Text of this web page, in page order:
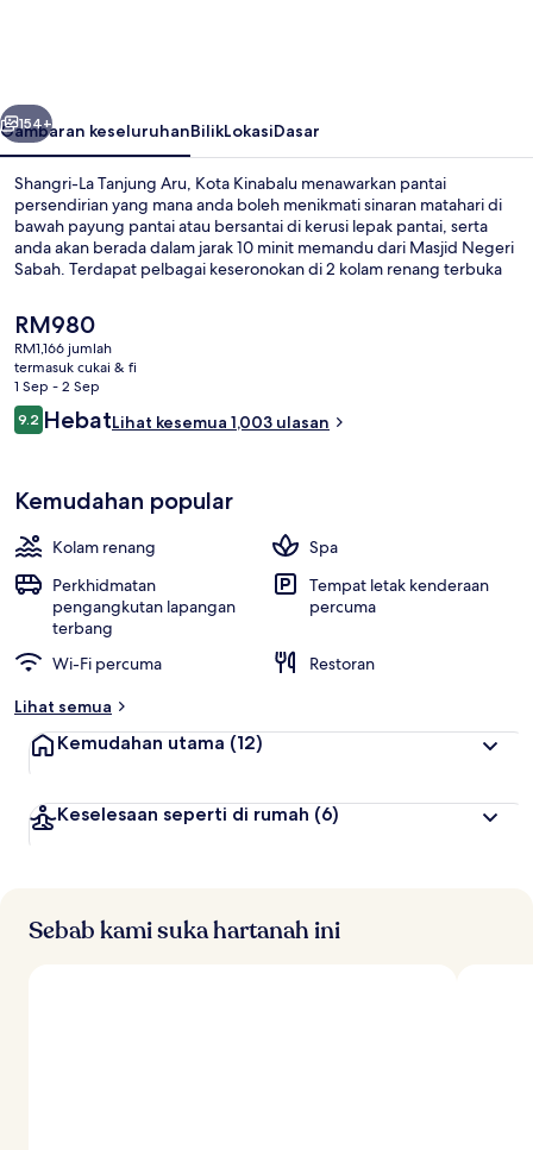
Kinabalu
Seterusnya
154+
Gambaran keseluruhanBilikLokasiDasar
Shangri-La Tanjung Aru, Kota Kinabalu menawarkan pantai
persendirian yang mana anda boleh menikmati sinaran matahari di
bawah payung pantai atau bersantai di kerusi lepak pantai, serta
anda akan berada dalam jarak 10 minit memandu dari Masjid Negeri
Sabah. Terdapat pelbagai keseronokan di 2 kolam renang terbuka
boleh mengunjungi spa untuk menikmati urutan tisu mendalam,
balut badan dan rawatan muka. Cafe' TATU, salah sebuah daripada 3
restoran, menyajikan masakan antarabangsa dan dibuka untuk
sarapan, makan tengah hari dan makan malam. Sorotan lain di
tempat peranginan mewah ini termasuk 2 bar/ruang istirahat,
marina, dan kelab kanak-kanak percuma. Kakitangan yang suka
membantu dan keadaan keseluruhan hartanah mendapat pujian
Harga
semasa
ialah
RM980
RM980
RM1,166 jumlah
termasuk cukai & fi
1 Sep - 2 Sep
Ulasan
9.29.2 daripada 10
HebatLihat kesemua 1,003 ulasan
Kemudahan popular
Kolam renang
Spa
Perkhidmatan
pengangkutan lapangan
terbang
Tempat letak kenderaan
percuma
Wi-Fi percuma
Restoran
Lihat semua
Kemudahan utama (12)
Keselesaan seperti di rumah (6)
Sebab kami suka hartanah ini